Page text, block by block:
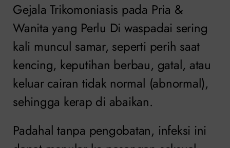
Gejala Trikomoniasis pada Pria &
Wanita yang Perlu Di waspadai sering
kali muncul samar, seperti perih saat
kencing, keputihan berbau, gatal, atau
keluar cairan tidak normal (abnormal),
sehingga kerap di abaikan.
Padahal tanpa pengobatan, infeksi ini